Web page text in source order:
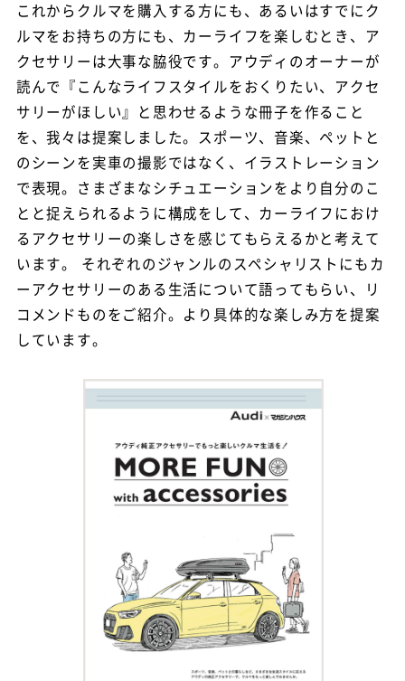
これからクルマを購入する方にも、あるいはすでにク
ルマをお持ちの方にも、カーライフを楽しむとき、ア
クセサリーは大事な脇役です。アウディのオーナーが
読んで『こんなライフスタイルをおくりたい、アクセ
サリーがほしい』と思わせるような冊子を作ること
を、我々は提案しました。スポーツ、音楽、ペットと
のシーンを実車の撮影ではなく、イラストレーション
で表現。さまざまなシチュエーションをより自分のこ
とと捉えられるように構成をして、カーライフにおけ
るアクセサリーの楽しさを感じてもらえるかと考えて
います。 それぞれのジャンルのスペシャリストにもカ
ーアクセサリーのある生活について語ってもらい、リ
コメンドものをご紹介。より具体的な楽しみ方を提案
しています。